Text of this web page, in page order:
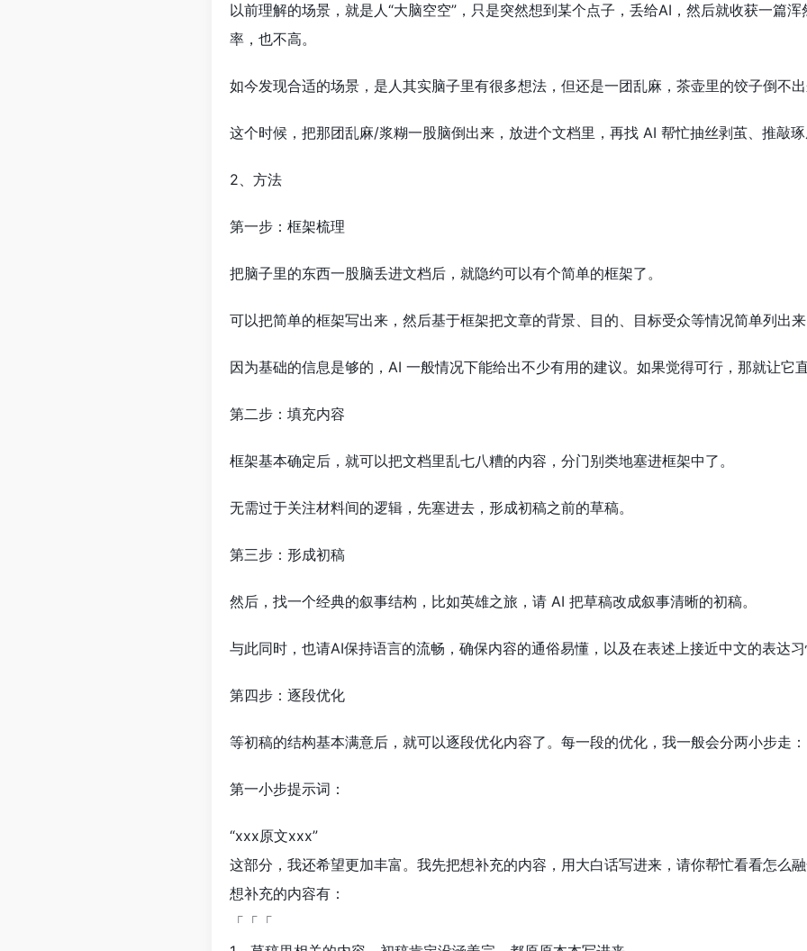
以前理解的场景，就是人“大脑空空”，只是突然想到某个点子，丢给AI，然后就收获一篇
率，也不高。
如今发现合适的场景，是人其实脑子里有很多想法，但还是一团乱麻，茶壶里的饺子倒不出
这个时候，把那团乱麻/浆糊一股脑倒出来，放进个文档里，再找 AI 帮忙抽丝剥茧、推敲琢
2、方法
第一步：框架梳理
把脑子里的东西一股脑丢进文档后，就隐约可以有个简单的框架了。
可以把简单的框架写出来，然后基于框架把文章的背景、目的、目标受众等情况简单列出
因为基础的信息是够的，AI 一般情况下能给出不少有用的建议。如果觉得可行，那就让它
第二步：填充内容
框架基本确定后，就可以把文档里乱七八糟的内容，分门别类地塞进框架中了。
无需过于关注材料间的逻辑，先塞进去，形成初稿之前的草稿。
第三步：形成初稿
然后，找一个经典的叙事结构，比如英雄之旅，请 AI 把草稿改成叙事清晰的初稿。
与此同时，也请AI保持语言的流畅，确保内容的通俗易懂，以及在表述上接近中文的表达习
第四步：逐段优化
等初稿的结构基本满意后，就可以逐段优化内容了。每一段的优化，我一般会分两小步走：
第一小步提示词：
“xxx原文xxx”
这部分，我还希望更加丰富。我先把想补充的内容，用大白话写进来，请你帮忙看看怎么融
想补充的内容有：
「「「